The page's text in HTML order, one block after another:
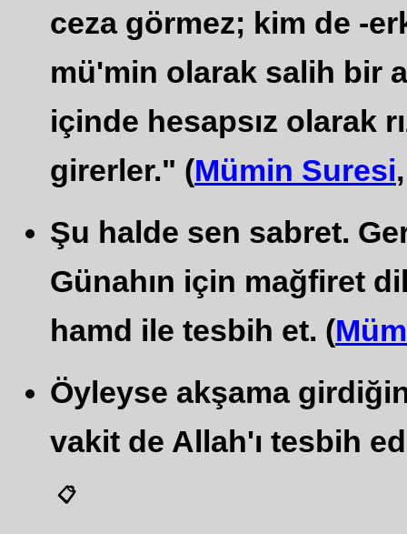
ceza görmez; kim de -
mü'min olarak salih bir
içinde hesapsız olarak
girerler." (Mümin Suresi
Şu halde sen sabret.
Günahın için mağfiret
hamd ile tesbih et. (
Öyleyse akşama
vakit de Allah'ı tesbih
📋